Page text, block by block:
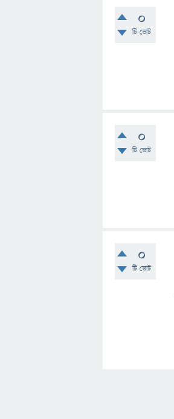
0
টি ভোট
0
টি ভোট
0
টি ভোট